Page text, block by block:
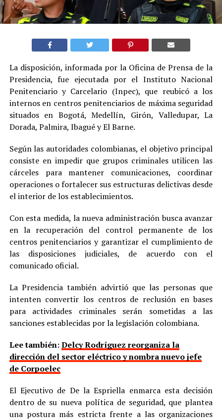
La disposición, informada por la Oficina de Prensa de la
Presidencia, fue ejecutada por el Instituto Nacional
Penitenciario y Carcelario (Inpec), que reubicó a los
internos en centros penitenciarios de máxima seguridad
situados en Bogotá, Medellín, Girón, Valledupar, La
Dorada, Palmira, Ibagué y El Barne.
Según las autoridades colombianas, el objetivo principal
consiste en impedir que grupos criminales utilicen las
cárceles para mantener comunicaciones, coordinar
operaciones o fortalecer sus estructuras delictivas desde
el interior de los establecimientos.
Con esta medida, la nueva administración busca avanzar
en la recuperación del control permanente de los
centros penitenciarios y garantizar el cumplimiento de
las disposiciones judiciales, de acuerdo con el
comunicado oficial.
La Presidencia también advirtió que las personas que
intenten convertir los centros de reclusión en bases
para actividades criminales serán sometidas a las
sanciones establecidas por la legislación colombiana.
Lee también:Delcy Rodríguez reorganiza la
dirección del sector eléctrico y nombra nuevo jefe
de Corpoelec
El Ejecutivo de De la Espriella enmarca esta decisión
dentro de su nueva política de seguridad, que plantea
una postura más estricta frente a las organizaciones